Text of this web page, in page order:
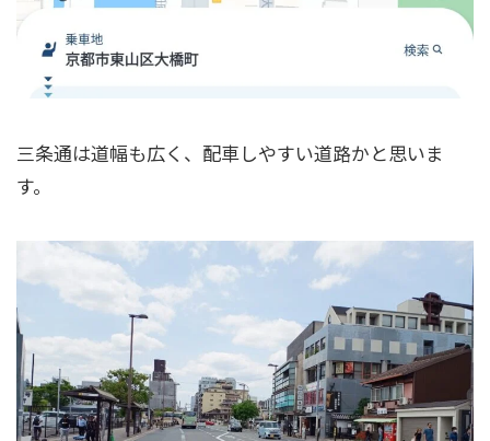
三条通は道幅も広く、配車しやすい道路かと思いま
す。